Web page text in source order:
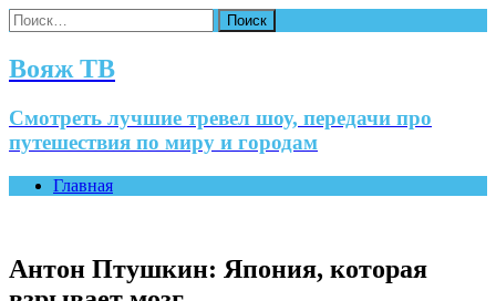
Найти:
Вояж ТВ
Смотреть лучшие тревел шоу, передачи про
путешествия по миру и городам
Главная
Антон Птушкин: Япония, которая